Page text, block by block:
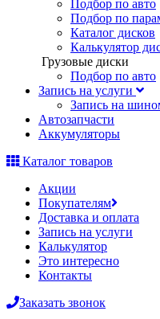
Подбор по авто
Подбор по
Каталог дисков
Калькулятор
Грузовые диски
Подбор по авто
Запись на услуги
Запись на
Автозапчасти
Аккумуляторы
Каталог товаров
Акции
Покупателям
Доставка и оплата
Запись на услуги
Калькулятор
Это интересно
Контакты
Заказать звонок